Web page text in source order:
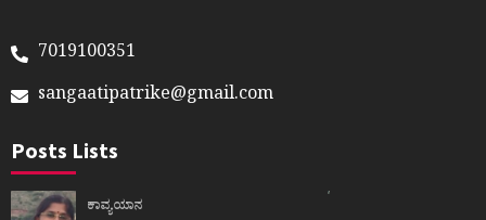
7019100351
sangaatipatrike@gmail.com
Posts Lists
ಕಾವ್ಯಯಾನ